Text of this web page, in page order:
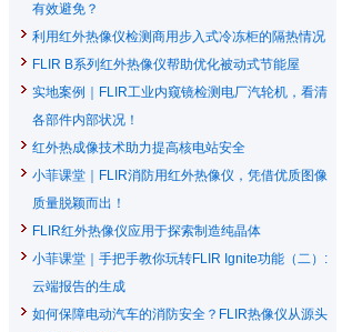
有效避免？
利用红外热像仪检测商用步入式冷冻柜的隔热情况
FLIR B系列红外热像仪帮助优化被动式节能屋
实地案例｜FLIR工业内窥镜检测电厂汽轮机，看清
各部件内部状况！
红外热成像技术助力提高核电站安全
小菲课堂｜FLIR消防用红外热像仪，凭借优质图像
质量脱颖而出！
FLIR红外热像仪应用于探索制造纯晶体
小菲课堂｜手把手教你玩转FLIR Ignite功能（二）:
云端报告的生成
如何保障电动汽车的消防安全？FLIR热像仪从源头